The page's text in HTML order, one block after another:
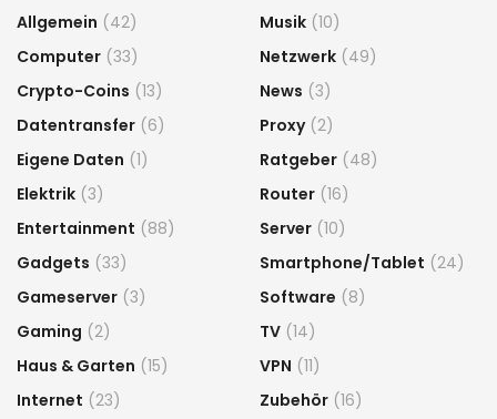
Allgemein (42)
Computer (33)
Crypto-Coins (13)
Datentransfer (6)
Eigene Daten (1)
Elektrik (3)
Entertainment (88)
Gadgets (33)
Gameserver (3)
Gaming (2)
Haus & Garten (15)
Internet (23)
Musik (10)
Netzwerk (49)
News (3)
Proxy(2)
Ratgeber (48)
Router (16)
Server (10)
Smartphone/Tablet (24)
Software (8)
TV (14)
VPN (11)
Zubehör (16)